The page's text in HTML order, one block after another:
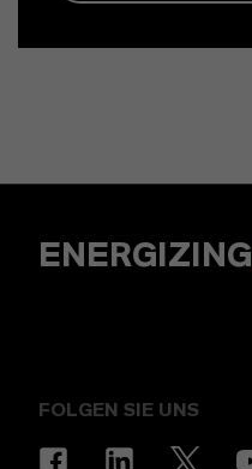
ENERGIZING
FOLGEN SIE UNS